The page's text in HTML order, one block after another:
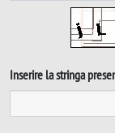
Inserire la stringa